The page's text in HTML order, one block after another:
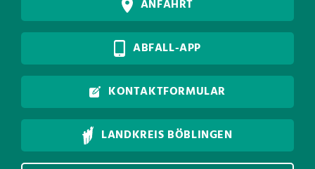
ANFAHRT
ABFALL-APP
KONTAKTFORMULAR
LANDKREIS BÖBLINGEN